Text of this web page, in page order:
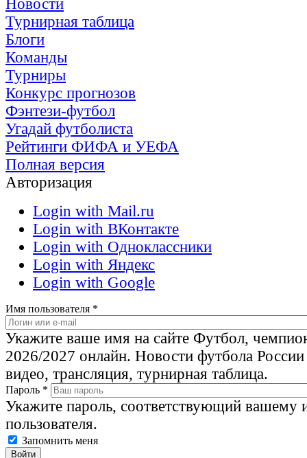
Новости
Турнирная таблица
Блоги
Команды
Турниры
Конкурс прогнозов
Фэнтези-футбол
Угадай футболиста
Рейтинги ФИФА и УЕФА
Полная версия
Авторизация
Login with Mail.ru
Login with ВКонтакте
Login with Одноклассники
Login with Яндекс
Login with Google
Имя пользователя *
Укажите ваше имя на сайте Футбол,
2026/2027 онлайн. Новости футбола
видео, трансляция, турнирная таблица.
Пароль *
Укажите пароль, соответствующий вашему
пользователя.
Запомнить меня